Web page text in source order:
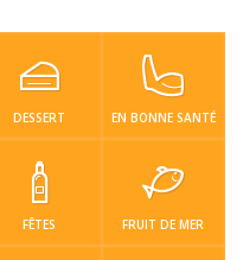
Snakes Souchi
Viande
DESSERT EN BONNE SANTÉ
FÊTES FRUIT DE MER